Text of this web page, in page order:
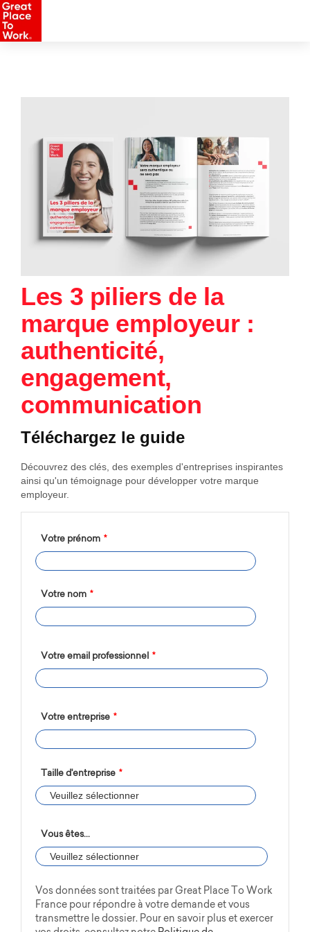
Les 3 piliers de la
marque employeur :
authenticité,
engagement,
communication
Téléchargez le guide
Découvrez des clés, des exemples d'entreprises inspirantes
ainsi qu'un témoignage pour développer votre marque
employeur.
Votre prénom *
Votre nom *
Votre email professionnel *
Votre entreprise *
Taille d'entreprise *
Vous êtes...
Vos données sont traitées par Great Place To Work
France pour répondre à votre demande et vous
transmettre le dossier. Pour en savoir plus et exercer